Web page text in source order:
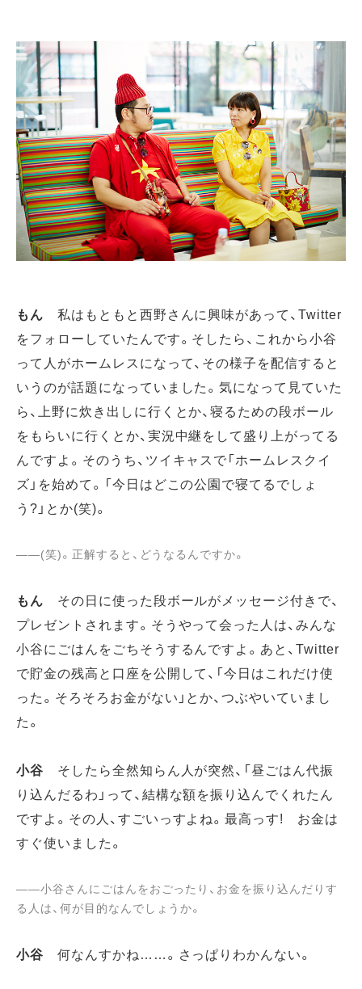
もん 私はもともと西野さんに興味があって、Twitter
をフォローしていたんです。そしたら、これから小谷
って人がホームレスになって、その様子を配信すると
いうのが話題になっていました。気になって見ていた
ら、上野に炊き出しに行くとか、寝るための段ボール
をもらいに行くとか、実況中継をして盛り上がってる
んですよ。そのうち、ツイキャスで「ホームレスクイ
ズ」を始めて。「今日はどこの公園で寝てるでしょ
う?」とか(笑)。
――(笑)。正解すると、どうなるんですか。
もん その日に使った段ボールがメッセージ付きで、
プレゼントされます。そうやって会った人は、みんな
小谷にごはんをごちそうするんですよ。あと、Twitter
で貯金の残高と口座を公開して、「今日はこれだけ使
った。そろそろお金がない」とか、つぶやいていまし
た。
小谷 そしたら全然知らん人が突然、「昼ごはん代振
り込んだるわ」って、結構な額を振り込んでくれたん
ですよ。その人、すごいっすよね。最高っす! お金は
すぐ使いました。
――小谷さんにごはんをおごったり、お金を振り込んだりす
る人は、何が目的なんでしょうか。
小谷 何なんすかね……。さっぱりわかんない。